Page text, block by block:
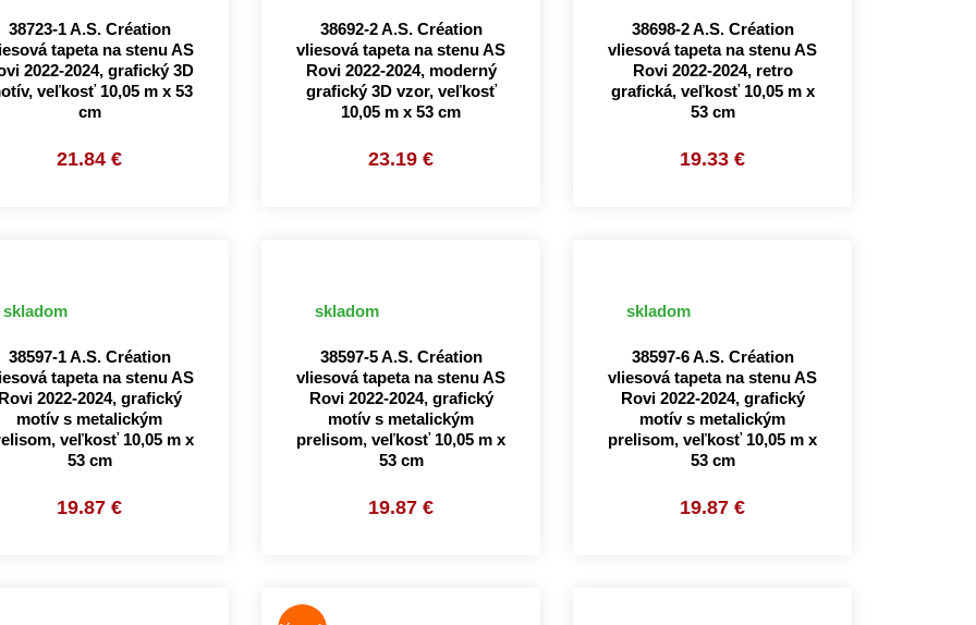
38723-1 A.S. Création
tapeta na stenu AS
2022-2024, grafický 3D
veľkosť 10,05 m x 53
cm
21.84 €
38692-2 A.S. Création
vliesová tapeta na stenu AS
Rovi 2022-2024, moderný
grafický 3D vzor, veľkosť
10,05 m x 53 cm
23.19 €
38698-2 A.S. Création
vliesová tapeta na stenu AS
Rovi 2022-2024, retro
grafická, veľkosť 10,05 m x
53 cm
19.33 €
skladom
38597-1 A.S. Création
tapeta na stenu AS
2022-2024, grafický
motív s metalickým
veľkosť 10,05 m x
53 cm
19.87 €
skladom
38597-5 A.S. Création
vliesová tapeta na stenu AS
Rovi 2022-2024, grafický
motív s metalickým
prelisom, veľkosť 10,05 m x
53 cm
19.87 €
skladom
38597-6 A.S. Création
vliesová tapeta na stenu AS
Rovi 2022-2024, grafický
motív s metalickým
prelisom, veľkosť 10,05 m x
53 cm
19.87 €